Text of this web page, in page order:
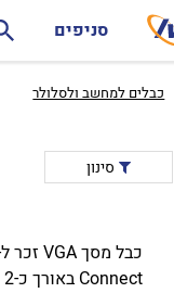
סניפים
כבלים למחשב ולסלולר‏
סינון
Connect באורך כ-2 מטרים